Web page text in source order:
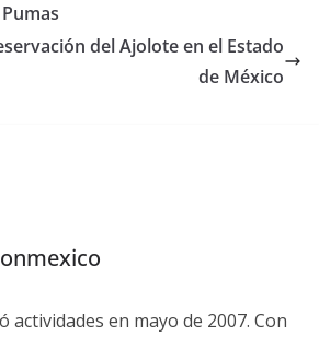
del Ajolote en el Estado
de México
actividades en mayo de 2007. Con